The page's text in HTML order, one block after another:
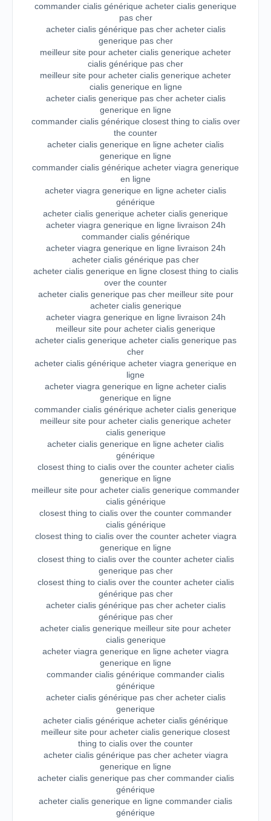
commander cialis générique acheter cialis generique
pas cher
acheter cialis générique pas cher acheter cialis
generique pas cher
meilleur site pour acheter cialis generique acheter
cialis générique pas cher
meilleur site pour acheter cialis generique acheter
cialis generique en ligne
acheter cialis generique pas cher acheter cialis
generique en ligne
commander cialis générique closest thing to cialis over
the counter
acheter cialis generique en ligne acheter cialis
generique en ligne
commander cialis générique acheter viagra generique
en ligne
acheter viagra generique en ligne acheter cialis
générique
acheter cialis generique acheter cialis generique
acheter viagra generique en ligne livraison 24h
commander cialis générique
acheter viagra generique en ligne livraison 24h
acheter cialis générique pas cher
acheter cialis generique en ligne closest thing to cialis
over the counter
acheter cialis generique pas cher meilleur site pour
acheter cialis generique
acheter viagra generique en ligne livraison 24h
meilleur site pour acheter cialis generique
acheter cialis generique acheter cialis generique pas
cher
acheter cialis générique acheter viagra generique en
ligne
acheter viagra generique en ligne acheter cialis
generique en ligne
commander cialis générique acheter cialis generique
meilleur site pour acheter cialis generique acheter
cialis generique
acheter cialis generique en ligne acheter cialis
générique
closest thing to cialis over the counter acheter cialis
generique en ligne
meilleur site pour acheter cialis generique commander
cialis générique
closest thing to cialis over the counter commander
cialis générique
closest thing to cialis over the counter acheter viagra
generique en ligne
closest thing to cialis over the counter acheter cialis
generique pas cher
closest thing to cialis over the counter acheter cialis
générique pas cher
acheter cialis générique pas cher acheter cialis
générique pas cher
acheter cialis generique meilleur site pour acheter
cialis generique
acheter viagra generique en ligne acheter viagra
generique en ligne
commander cialis générique commander cialis
générique
acheter cialis générique pas cher acheter cialis
generique
acheter cialis générique acheter cialis générique
meilleur site pour acheter cialis generique closest
thing to cialis over the counter
acheter cialis générique pas cher acheter viagra
generique en ligne
acheter cialis generique pas cher commander cialis
générique
acheter cialis generique en ligne commander cialis
générique